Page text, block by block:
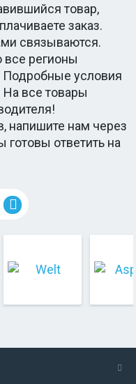
товар,
заказ.
связываются.
все регионы
условия
На все товары
напишите нам через
готовы ответить на